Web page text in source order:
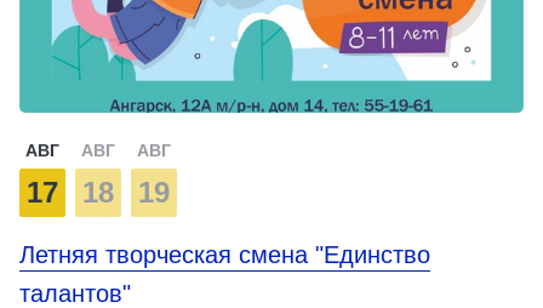
АВГ
17
АВГ
18
АВГ
19
Летняя творческая смена "Единство
талантов"